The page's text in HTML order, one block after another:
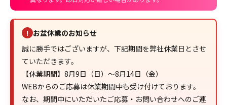
! お盆休業のお知らせ
誠に勝手ではございますが、下記期間を弊社休業日とさせ
ていただきます。
【休業期間】8月9日（日）～8月14日（金）
WEBからのご応募は休業期間中も受け付けております。
なお、期間中にいただいたご応募・お問い合わせへのご連